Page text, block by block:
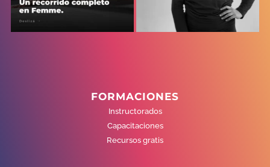
FORMACIONES
Instructorados
Capacitaciones
Recursos gratis